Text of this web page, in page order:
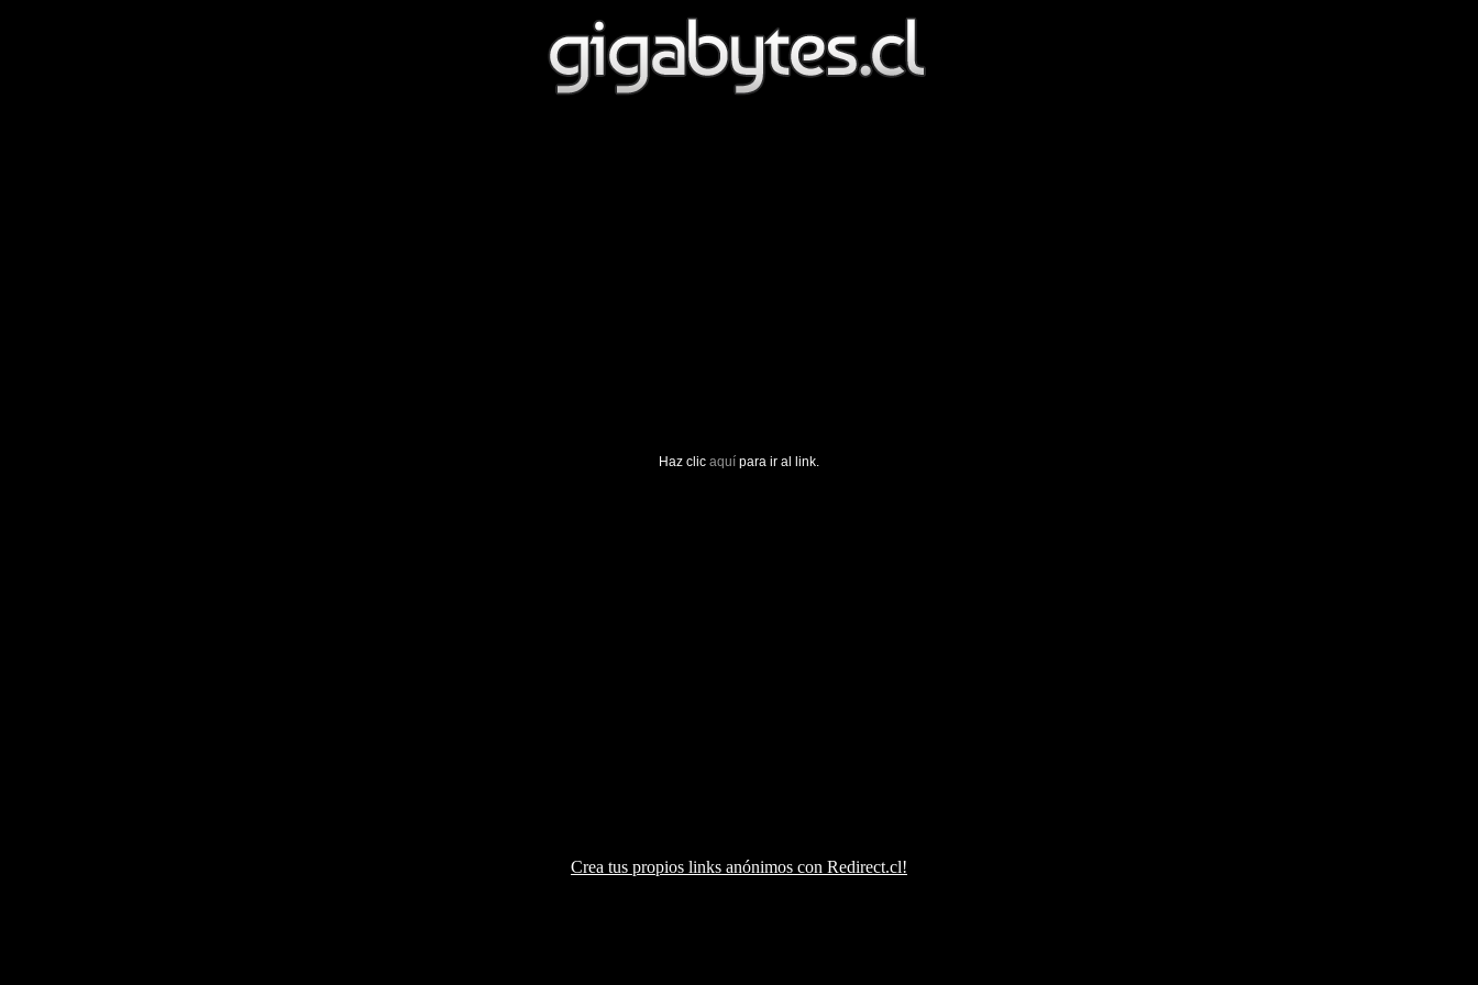
Haz clic aquí para ir al link.
Crea tus propios links anónimos con Redirect.cl!